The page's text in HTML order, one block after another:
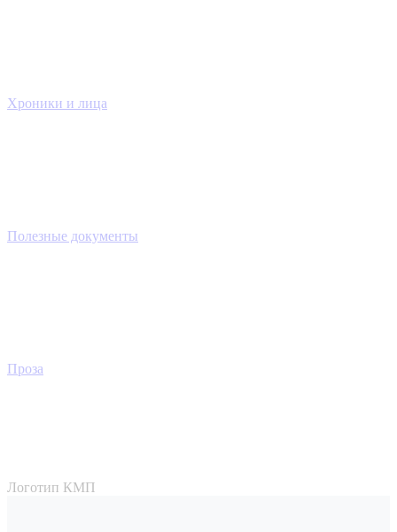
Хроники и лица
Полезные документы
Проза
Логотип КМП